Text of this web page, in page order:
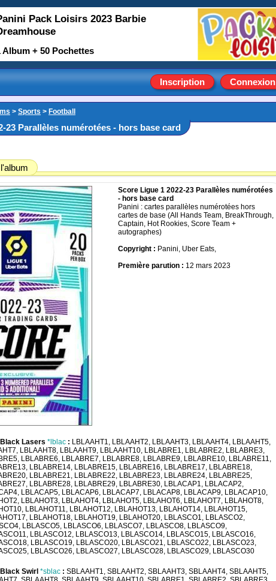
Inscription Connexion
> Sports > Football
23 Parallèles numérotées - hors base card
Score Ligue 1 2022-23 Parallèles numérotées
- hors base card
Panini : cartes parallèles numérotées hors
cartes de base (All Hands Team, BreakThrough,
Captain, Hot Rookies, Score Team +
autographes)
Copyright : Panini, Uber Eats,
Première parution : 12 mars 2023
Lasers *lblac : LBLAAHT1, LBLAAHT2, LBLAAHT3, LBLAAHT4, LBLAAHT5,
LBLAAHT8, LBLAAHT9, LBLAAHT10, LBLABRE1, LBLABRE2, LBLABRE3,
LBLABRE6, LBLABRE7, LBLABRE8, LBLABRE9, LBLABRE10, LBLABRE11,
LBLABRE14, LBLABRE15, LBLABRE16, LBLABRE17, LBLABRE18,
LBLABRE21, LBLABRE22, LBLABRE23, LBLABRE24, LBLABRE25,
LBLABRE28, LBLABRE29, LBLABRE30, LBLACAP1, LBLACAP2,
LBLACAP5, LBLACAP6, LBLACAP7, LBLACAP8, LBLACAP9, LBLACAP10,
LBLAHOT3, LBLAHOT4, LBLAHOT5, LBLAHOT6, LBLAHOT7, LBLAHOT8,
LBLAHOT11, LBLAHOT12, LBLAHOT13, LBLAHOT14, LBLAHOT15,
LBLAHOT18, LBLAHOT19, LBLAHOT20, LBLASCO1, LBLASCO2,
LBLASCO5, LBLASCO6, LBLASCO7, LBLASCO8, LBLASCO9,
LBLASCO12, LBLASCO13, LBLASCO14, LBLASCO15, LBLASCO16,
LBLASCO19, LBLASCO20, LBLASCO21, LBLASCO22, LBLASCO23,
LBLASCO26, LBLASCO27, LBLASCO28, LBLASCO29, LBLASCO30
Swirl *sblac : SBLAAHT1, SBLAAHT2, SBLAAHT3, SBLAAHT4, SBLAAHT5,
Pack Loisirs 2023 Barbie
Album + 50 Pochettes